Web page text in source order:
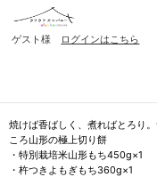
ゲスト様 ログインはこちら
焼けば香ばしく、煮ればとろり
ころ山形の極上切り餅
・特別栽培米山形もち450g×1
・杵つきよもぎもち360g×1